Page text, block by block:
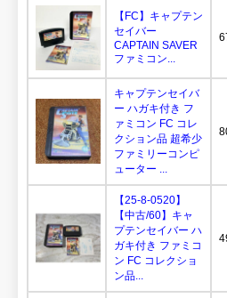
【FC】キャプテン
セイバー
CAPTAIN SAVER
ファミコン...
キャプテンセイバ
ー ハガキ付き フ
ァミコン FC コレ
クション品 超希少
ファミリーコンピ
ューター ...
【25-8-0520】
【中古/60】キャ
プテンセイバー ハ
ガキ付き ファミコ
ン FC コレクショ
ン品...